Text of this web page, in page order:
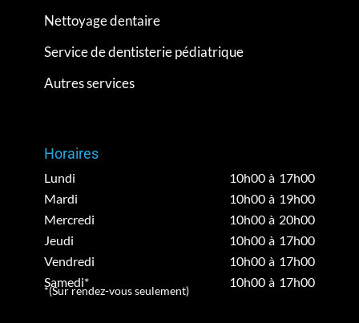
Nettoyage dentaire
Service de dentisterie pédiatrique
Autres services
Horaires
Lundi
10h00 à 17h00
Mardi
10h00 à 19h00
Mercredi
10h00 à 20h00
Jeudi
10h00 à 17h00
Vendredi
10h00 à 17h00
Samedi*
10h00 à 17h00
*(Sur rendez-vous seulement)